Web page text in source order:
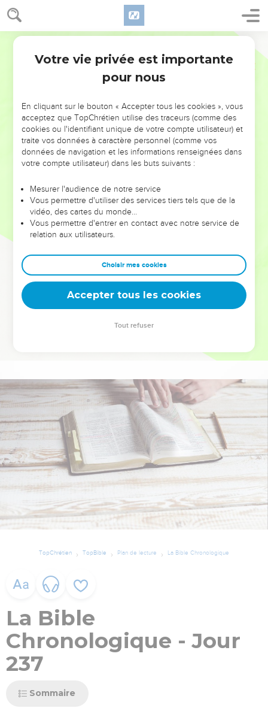
NE MANQUEZ PAS L’ÉVÉNEMENT
DE L’ANNÉE !
ET SI LEURS ERREURS POUVAIENT VOUS ÉVITER LES
VOTRES ?
leur foi ou leur vision. Mais on voit moins les doutes, les erreurs
et les saisons difficiles qu'ils ont traversés, alors même que ce
sont elles qui les ont façonnés.
Dans cette conférence, leaders, entrepreneurs, et responsables
clés pour avancer avec plus de sagesse afin que leurs erreurs
deviennent vos tremplins. Que vous guidiez un ministère, une
équipe, un groupe ou une famille, leur expérience est faite
TopChrétien TopBible Plan de lecture La Bible Chronologique
La Bible
Chronologique - Jour
237
Sommaire
Votre vie privée est importante
pour nous
En cliquant sur le bouton « Accepter tous les cookies », vous
acceptez que TopChrétien utilise des traceurs (comme des
cookies ou l'identifiant unique de votre compte utilisateur) et
traite vos données à caractère personnel (comme vos
données de navigation et les informations renseignées dans
votre compte utilisateur) dans les buts suivants :
Mesurer l'audience de notre service
Vous permettre d'utiliser des services tiers tels que de la
vidéo, des cartes du monde…
Vous permettre d'entrer en contact avec notre service de
relation aux utilisateurs.
Choisir mes cookies
Accepter tous les cookies
Tout refuser